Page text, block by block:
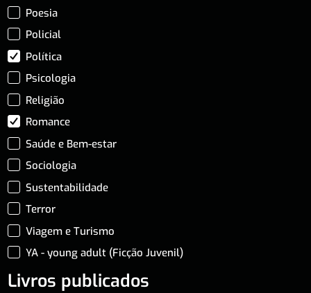
Poesia
Policial
Política
Psicologia
Religião
Romance
Saúde e Bem-estar
Sociologia
Sustentabilidade
Terror
Viagem e Turismo
YA - young adult (Ficção Juvenil)
Livros publicados